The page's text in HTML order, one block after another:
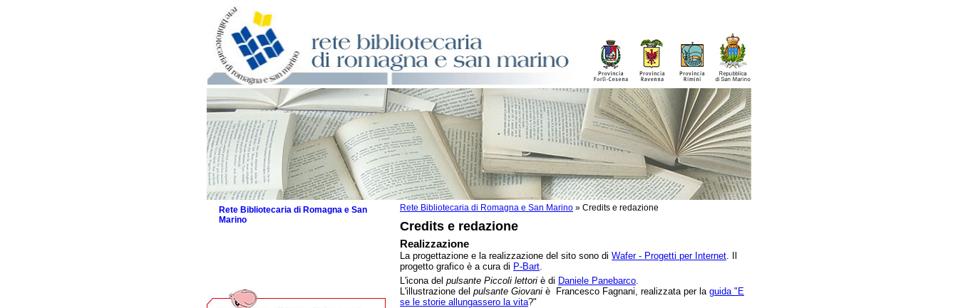
Rete Bibliotecaria di Romagna e San Marino » Credits e redazione
Credits e redazione
Realizzazione
La progettazione e la realizzazione del sito sono di Wafer - Progetti per Internet. Il
progetto grafico è a cura di P-Bart.
L'icona del pulsante Piccoli lettori è di Daniele Panebarco.
L'illustrazione del pulsante Giovani è Francesco Fagnani, realizzata per la guida "E
se le storie allungassero la vita?"
Rete Bibliotecaria di Romagna e San
Marino